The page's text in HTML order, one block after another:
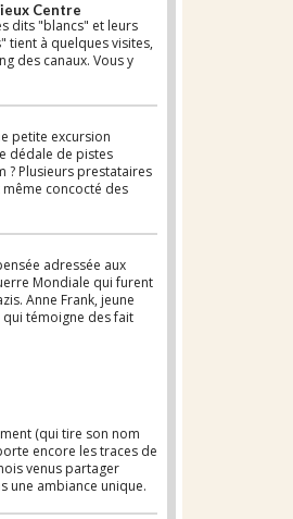
Centre
dits "blancs" et leurs
tient à quelques visites,
des canaux. Vous y
petite excursion
dédale de pistes
? Plusieurs prestataires
concocté des
adressée aux
Mondiale qui furent
Anne Frank, jeune
témoigne des fait
(qui tire son nom
encore les traces de
venus partager
une ambiance unique.